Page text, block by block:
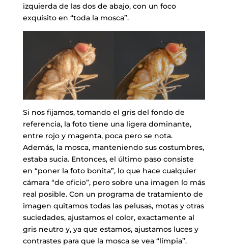
izquierda de las dos de abajo, con un foco
exquisito en “toda la mosca”.
Si nos fijamos, tomando el gris del fondo de
referencia, la foto tiene una ligera dominante,
entre rojo y magenta, poca pero se nota.
Además, la mosca, manteniendo sus costumbres,
estaba sucia. Entonces, el último paso consiste
en “poner la foto bonita”, lo que hace cualquier
cámara “de oficio”, pero sobre una imagen lo más
real posible. Con un programa de tratamiento de
imagen quitamos todas las pelusas, motas y otras
suciedades, ajustamos el color, exactamente al
gris neutro y, ya que estamos, ajustamos luces y
contrastes para que la mosca se vea “límpia”.